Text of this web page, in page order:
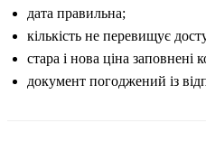
дата правильна;
кількість не перевищує
стара і нова ціна заповнені
документ погоджений із